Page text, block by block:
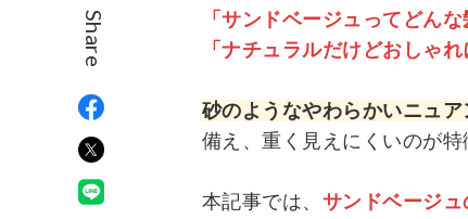
Share
「サンドベージュってどんな
「ナチュラルだけどおしゃ
砂のようなやわらかいニュ
備え、重く見えにくいのが特
本記事では、 サンドベージ